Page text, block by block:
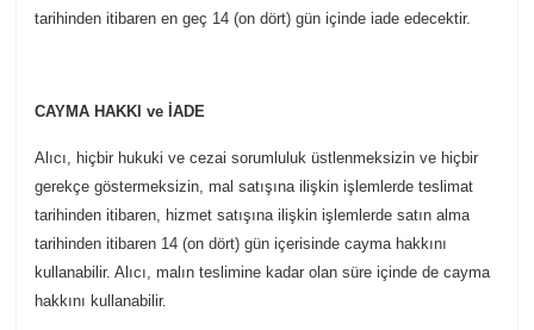
tarihinden itibaren en geç 14 (on dört) gün içinde iade edecektir.
CAYMA HAKKI ve İADE
Alıcı, hiçbir hukuki ve cezai sorumluluk üstlenmeksizin ve hiçbir
gerekçe göstermeksizin, mal satışına ilişkin işlemlerde teslimat
tarihinden itibaren, hizmet satışına ilişkin işlemlerde satın alma
tarihinden itibaren 14 (on dört) gün içerisinde cayma hakkını
kullanabilir. Alıcı, malın teslimine kadar olan süre içinde de cayma
hakkını kullanabilir.